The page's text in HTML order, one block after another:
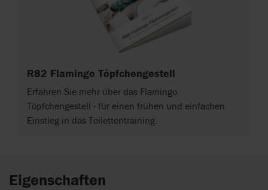
R82 Flamingo Töpfchengestell
Erfahren Sie mehr über das Flamingo
Töpfchengestell - für einen frühen und einfachen
Einstieg in das Toilettentraining.
Eigenschaften